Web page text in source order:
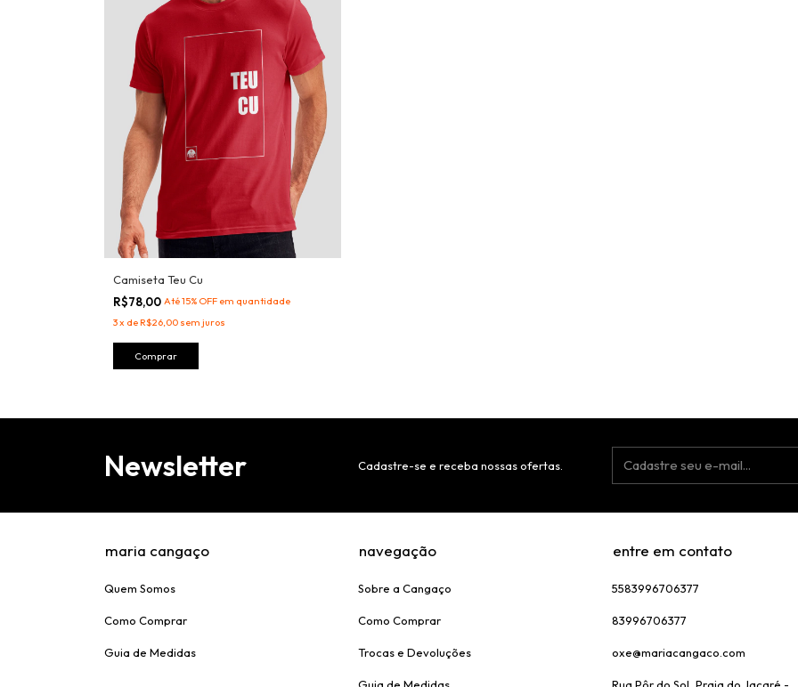
Camiseta Teu Cu
R$78,00 Até 15% OFF em quantidade
3x deR$26,00 sem juros
Comprar
Newsletter Cadastre-se e receba nossas ofertas.
maria cangaço
Quem Somos
Como Comprar
Guia de Medidas
navegação
Sobre a Cangaço
Como Comprar
Trocas e Devoluções
entre em contato
5583996706377
83996706377
oxe@mariacangaco.com